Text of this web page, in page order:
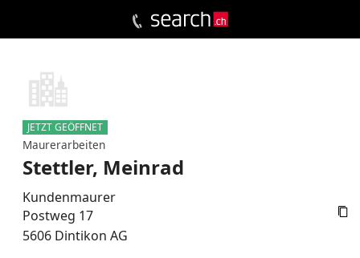
JETZT GEÖFFNET
Maurerarbeiten
Stettler, Meinrad
Kundenmaurer

Postweg 17
5606 Dintikon AG